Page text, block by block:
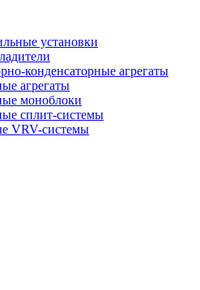
установки
конденсаторные агрегаты
агрегаты
моноблоки
сплит-системы
VRV-системы